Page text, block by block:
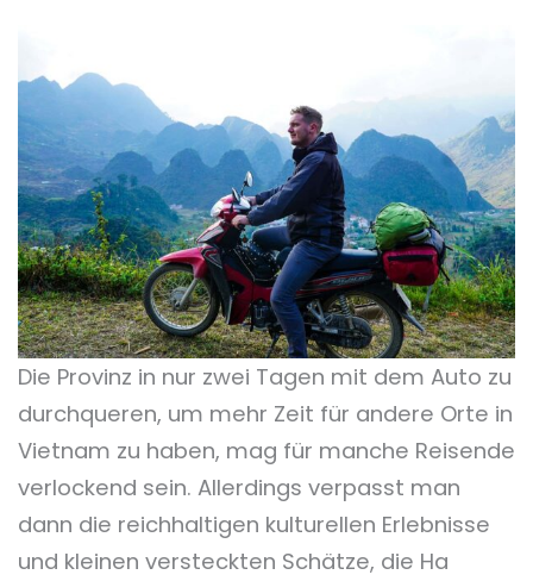
Die Provinz in nur zwei Tagen mit dem Auto zu
durchqueren, um mehr Zeit für andere Orte in
Vietnam zu haben, mag für manche Reisende
verlockend sein. Allerdings verpasst man
dann die reichhaltigen kulturellen Erlebnisse
und kleinen versteckten Schätze, die Ha